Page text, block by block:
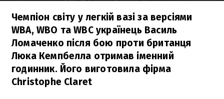
Чемпіон світу у легкій вазі за версіями
WBA, WBO та WBC українець Василь
Ломаченко після бою проти британця
Люка Кемпбелла отримав іменний
годинник. Його виготовила фірма
Christophe Claret